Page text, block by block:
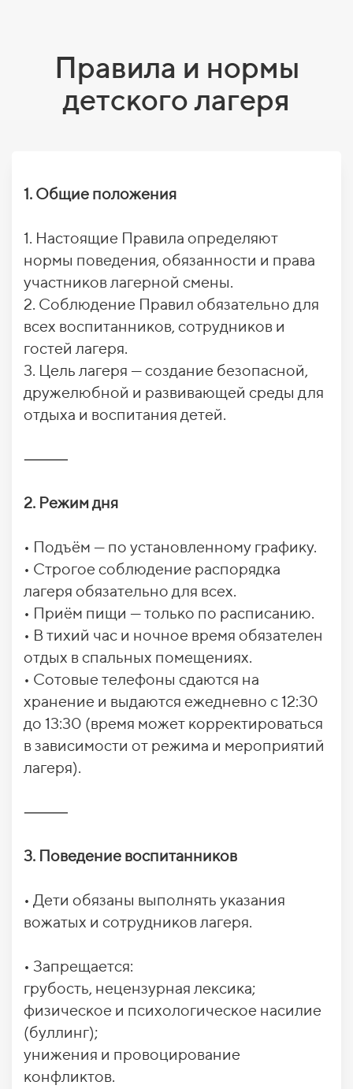
Правила и нормы
детского лагеря
1. Общие положения
1. Настоящие Правила определяют
нормы поведения, обязанности и права
участников лагерной смены.
2. Соблюдение Правил обязательно для
всех воспитанников, сотрудников и
гостей лагеря.
3. Цель лагеря — создание безопасной,
дружелюбной и развивающей среды для
отдыха и воспитания детей.
⸻
2. Режим дня
• Подъём — по установленному графику.
• Строгое соблюдение распорядка
лагеря обязательно для всех.
• Приём пищи — только по расписанию.
• В тихий час и ночное время обязателен
отдых в спальных помещениях.
• Сотовые телефоны сдаются на
хранение и выдаются ежедневно с 12:30
до 13:30 (время может корректироваться
в зависимости от режима и мероприятий
лагеря).
⸻
3. Поведение воспитанников
• Дети обязаны выполнять указания
вожатых и сотрудников лагеря.
• Запрещается:
грубость, нецензурная лексика;
физическое и психологическое насилие
(буллинг);
унижения и провоцирование
конфликтов.